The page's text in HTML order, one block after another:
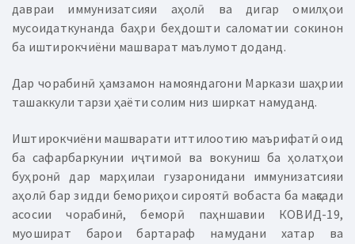
давраи иммунизатсияи аҳолӣ ва дигар омилҳои
мусоидаткунанда баҳри беҳдошти саломатии сокинон
ба иштирокчиёни машварат маълумот доданд.
Дар чорабинӣ ҳамзамон намояндагони Маркази шаҳрии
ташаккули тарзи ҳаёти солим низ ширкат намуданд.
Иштирокчиёни машварати иттилоотию маърифатӣ оид
ба сафарбаркунии иҷтимоӣ ва вокуниш ба ҳолатҳои
буҳронӣ дар марҳилаи гузаронидани иммунизатсияи
аҳолӣ бар зидди бемориҳои сироятӣ вобаста ба мақсади
асосии чорабинӣ, беморӣ паҳншавии КОВИД-19,
муошират барои бартараф намудани хатар ва